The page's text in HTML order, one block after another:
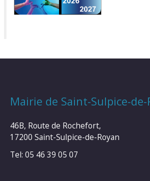
Mairie de Saint-Sulpice-de-
46B, Route de Rochefort,
17200 Saint-Sulpice-de-Royan
Tel: 05 46 39 05 07